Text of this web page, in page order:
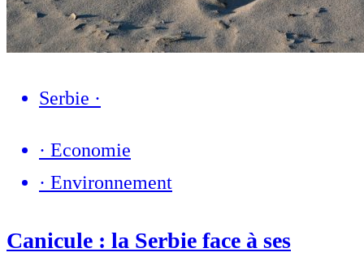
Serbie ·
· Economie
· Environnement
Canicule : la Serbie face à ses